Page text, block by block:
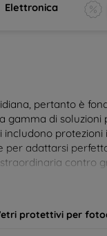
Elettronica
pertanto è
gamma di
includono protezioni
per adattarsi
contro
protettivi per